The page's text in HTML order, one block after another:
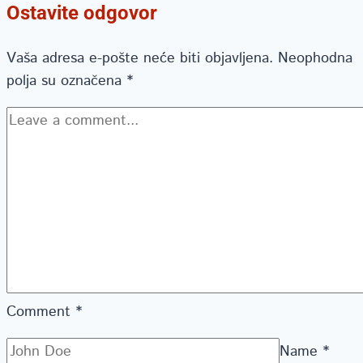
Ostavite odgovor
Vaša adresa e-pošte neće biti objavljena. Neophodna
polja su označena *
Comment *
Name *